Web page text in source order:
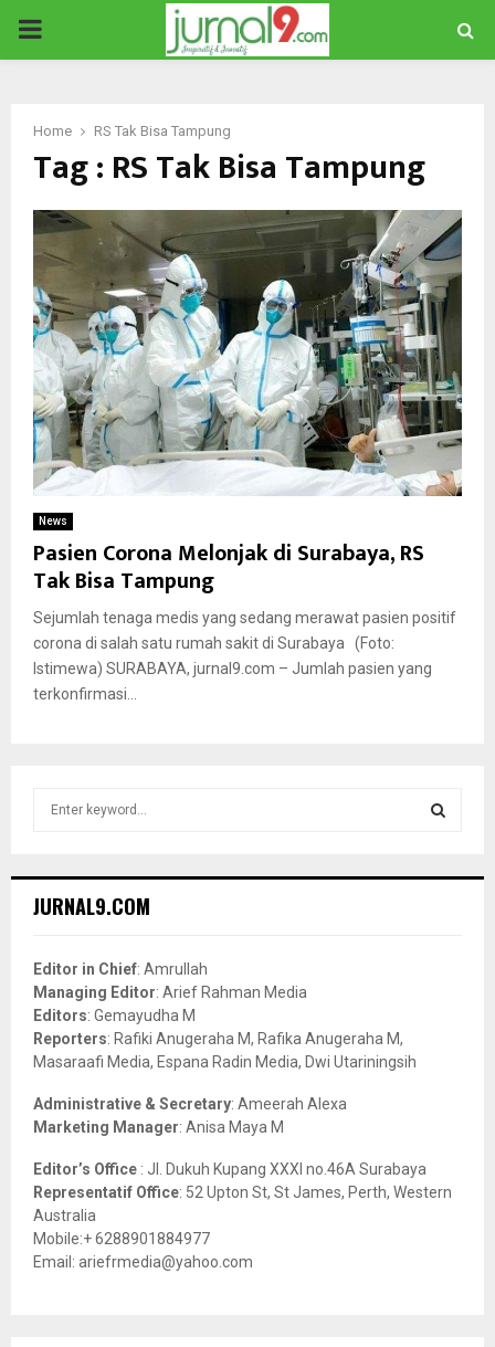
PRIMARY
Home RS Tak Bisa Tampung
Tag : RS Tak Bisa Tampung
News
Pasien Corona Melonjak di Surabaya, RS
Tak Bisa Tampung
Sejumlah tenaga medis yang sedang merawat pasien positif
corona di salah satu rumah sakit di Surabaya (Foto:
Istimewa) SURABAYA, jurnal9.com – Jumlah pasien yang
terkonfirmasi...
h
o
r
:
JURNAL9.COM
Editor in Chief: Amrullah
Managing Editor: Arief Rahman Media
Editors: Gemayudha M
Reporters: Rafiki Anugeraha M, Rafika Anugeraha M,
Masaraafi Media, Espana Radin Media, Dwi Utariningsih
Administrative & Secretary: Ameerah Alexa
Marketing Manager: Anisa Maya M
Editor’s Office : Jl. Dukuh Kupang XXXI no.46A Surabaya
Representatif Office: 52 Upton St, St James, Perth, Western
Australia
Mobile:+ 6288901884977
Email: ariefrmedia@yahoo.com